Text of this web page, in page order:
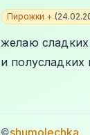
Пирожки + (
желаю
и полусладких
©shumolechka